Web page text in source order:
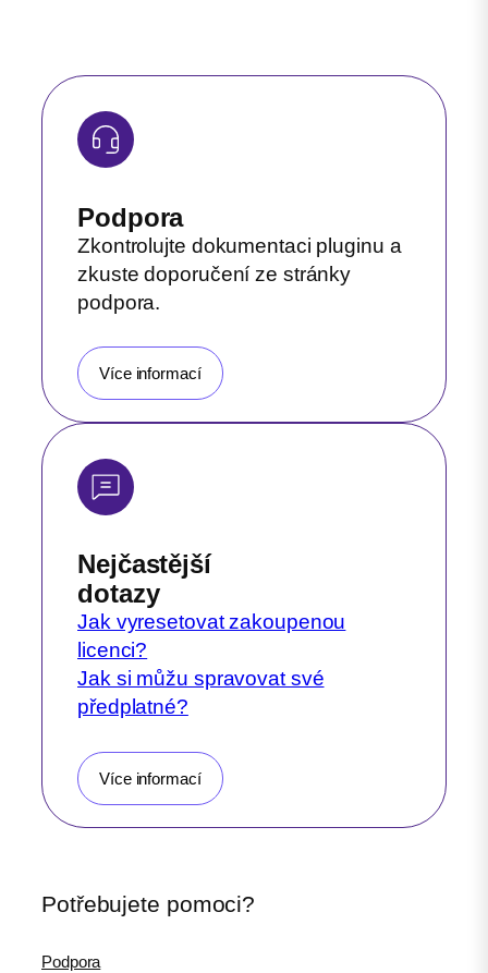
Podpora
Zkontrolujte dokumentaci pluginu a
zkuste doporučení ze stránky
podpora.
Více informací
Nejčastější
dotazy
Jak vyresetovat zakoupenou
licenci?
Jak si můžu spravovat své
předplatné?
Více informací
Potřebujete pomoci?
Podpora